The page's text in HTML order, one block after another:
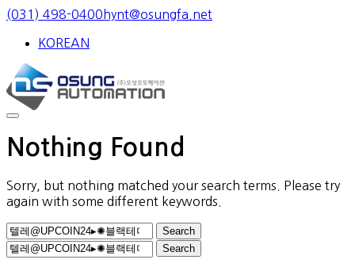
Skip
content
(031) 498-0400 hynt@osungfa.net
KOREAN
Nothing Found
Sorry, but nothing matched your search terms. Please try
again with some different keywords.
Search
for:
Search